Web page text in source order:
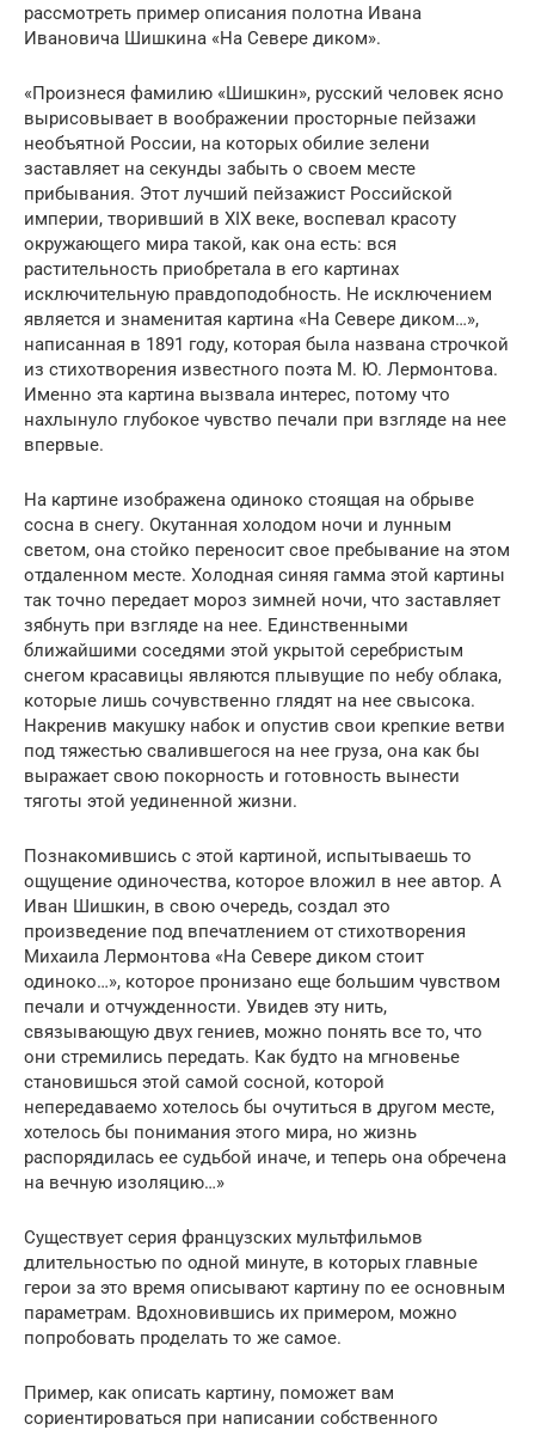
рассмотреть пример описания полотна Ивана
Ивановича Шишкина «На Севере диком».
«Произнеся фамилию «Шишкин», русский человек ясно
вырисовывает в воображении просторные пейзажи
необъятной России, на которых обилие зелени
заставляет на секунды забыть о своем месте
прибывания. Этот лучший пейзажист Российской
империи, творивший в XIX веке, воспевал красоту
окружающего мира такой, как она есть: вся
растительность приобретала в его картинах
исключительную правдоподобность. Не исключением
является и знаменитая картина «На Севере диком…»,
написанная в 1891 году, которая была названа строчкой
из стихотворения известного поэта М. Ю. Лермонтова.
Именно эта картина вызвала интерес, потому что
нахлынуло глубокое чувство печали при взгляде на нее
впервые.
На картине изображена одиноко стоящая на обрыве
сосна в снегу. Окутанная холодом ночи и лунным
светом, она стойко переносит свое пребывание на этом
отдаленном месте. Холодная синяя гамма этой картины
так точно передает мороз зимней ночи, что заставляет
зябнуть при взгляде на нее. Единственными
ближайшими соседями этой укрытой серебристым
снегом красавицы являются плывущие по небу облака,
которые лишь сочувственно глядят на нее свысока.
Накренив макушку набок и опустив свои крепкие ветви
под тяжестью свалившегося на нее груза, она как бы
выражает свою покорность и готовность вынести
тяготы этой уединенной жизни.
Познакомившись с этой картиной, испытываешь то
ощущение одиночества, которое вложил в нее автор. А
Иван Шишкин, в свою очередь, создал это
произведение под впечатлением от стихотворения
Михаила Лермонтова «На Севере диком стоит
одиноко…», которое пронизано еще большим чувством
печали и отчужденности. Увидев эту нить,
связывающую двух гениев, можно понять все то, что
они стремились передать. Как будто на мгновенье
становишься этой самой сосной, которой
непередаваемо хотелось бы очутиться в другом месте,
хотелось бы понимания этого мира, но жизнь
распорядилась ее судьбой иначе, и теперь она обречена
на вечную изоляцию…»
Существует серия французских мультфильмов
длительностью по одной минуте, в которых главные
герои за это время описывают картину по ее основным
параметрам. Вдохновившись их примером, можно
попробовать проделать то же самое.
Пример, как описать картину, поможет вам
сориентироваться при написании собственного